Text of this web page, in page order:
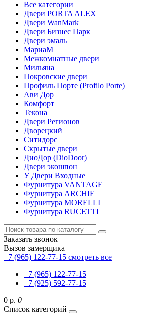
Все категории
Двери PORTA ALEX
Двери WanMark
Двери Бизнес Парк
Двери эмаль
МариаМ
Межкомнатные двери
Мильяна
Покровские двери
Профиль Порте (Profilo Porte)
Ави Дор
Комфорт
Текона
Двери Регионов
Дворецкий
Ситидорс
Скрытые двери
ДиоДор (DioDoor)
Двери экошпон
У Двери Входные
Фурнитура VANTAGE
Фурнитура ARCHIE
Фурнитура MORELLI
Фурнитура RUCETTI
Заказать звонок
Вызов замерщика
+7 (965) 122-77-15 смотреть все
+7 (965) 122-77-15
+7 (925) 592-77-15
0 р. 0
Список категорий